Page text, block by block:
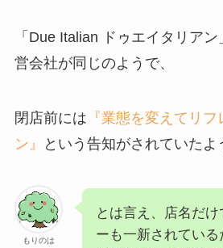
「Due Italian ドゥエイタリア
営会社が同じのようで、
閉店前には 『業態を変えてリ
ン』
という告知がされていたよ
もりのは
とは言え、店名だ
ーも一新されてい